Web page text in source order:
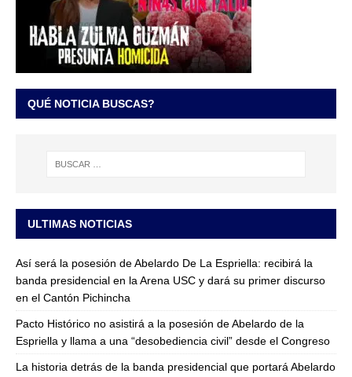
QUÉ NOTICIA BUSCAS?
ULTIMAS NOTICIAS
Así será la posesión de Abelardo De La Espriella: recibirá la
banda presidencial en la Arena USC y dará su primer discurso
en el Cantón Pichincha
Pacto Histórico no asistirá a la posesión de Abelardo de la
Espriella y llama a una “desobediencia civil” desde el Congreso
La historia detrás de la banda presidencial que portará Abelardo